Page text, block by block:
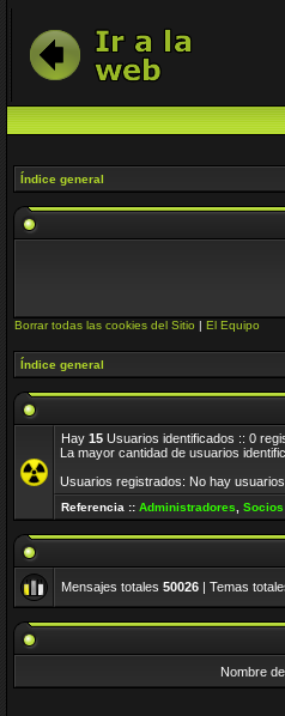
Índice general
Borrar todas las cookies del Sitio | El Equipo
Índice general
Hay 15 Usuarios identificados :: 0
La mayor cantidad de usuarios
Usuarios registrados: No hay
Referencia :: Administradores Socios
Mensajes totales 50026 | Temas
Nombre